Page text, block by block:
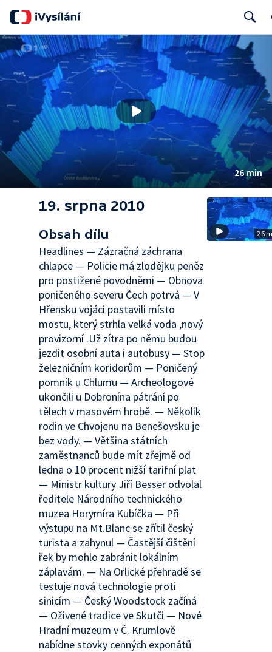
Search
26 min
19. srpna 2010
Obsah dílu
Headlines — Zázračná záchrana
chlapce — Policie má zlodějku peněz
pro postižené povodněmi — Obnova
poničeného severu Čech potrvá — V
Hřensku vojáci postavili místo
mostu, který strhla velká voda ,nový
provizorní .Už zítra po němu budou
jezdit osobní auta i autobusy — Stop
železničním koridorům — Poničený
pomník u Chlumu — Archeologové
ukončili u Dobronína pátrání po
tělech v masovém hrobě. — Několik
rodin ve Chvojenu na Benešovsku je
bez vody. — Většina státních
zaměstnanců bude mít zřejmě od
ledna o 10 procent nižší tarifní plat
— Ministr kultury Jiří Besser odvolal
ředitele Národního technického
muzea Horymíra Kubíčka — Při
výstupu na Mt.Blanc se zřítil český
turista a zahynul — Častější čištění
řek by mohlo zabránit lokálním
záplavám. — Na Orlické přehradě se
testuje nová technologie proti
sinicím — Český Woodstock začíná
— Oživené tradice ve Skutči — Nové
Hradní muzeum v Č. Krumlově
nabídne stovky cenných exponátů
26